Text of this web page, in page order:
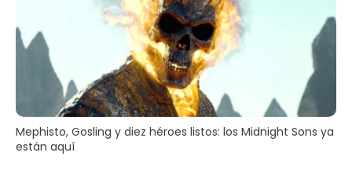
Mephisto, Gosling y diez héroes listos: los Midnight Sons ya
están aquí